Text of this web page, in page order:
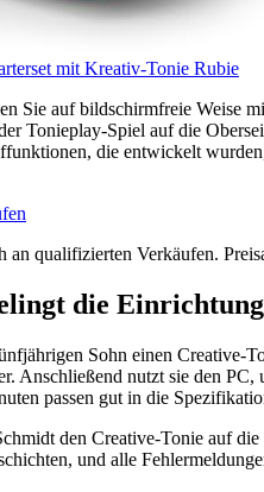
mit Kreativ-Tonie Rubie
Sie auf bildschirmfreie Weise
Tonieplay-Spiel auf die
die entwickelt
an qualifizierten Verkäufen.
die
Sohn einen Creative-
Anschließend nutzt sie den
passen gut in die
den Creative-Tonie auf
und alle